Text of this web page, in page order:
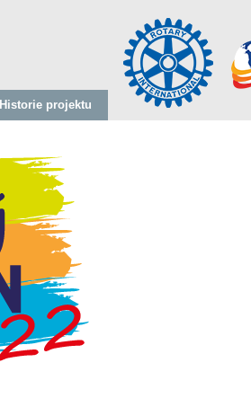
Historie projektu